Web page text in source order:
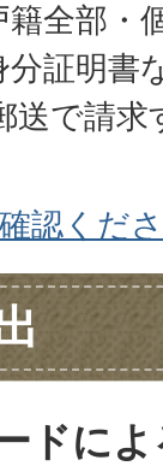
籍全部・
証明書
送で請
認くだ
ドに